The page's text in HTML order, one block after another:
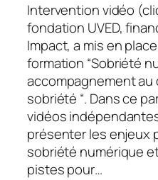
Intervention vidéo
fondation UVED,
Impact, a mis en
formation “Sobriété
accompagnement au
sobriété “. Dans ce
vidéos
présenter les enjeux
sobriété numérique
pistes pour…